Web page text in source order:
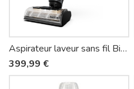
Aspirateur laveur sans fil Bissell CrossWave OmniForce EdgeFind Select 4330N
399,99 €